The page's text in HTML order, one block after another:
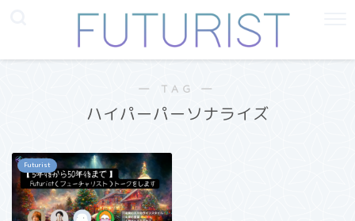
― TAG ―
ハイパーパーソナライズ
Futurist